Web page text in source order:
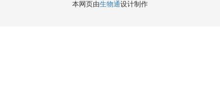
本网页由生物通设计制作